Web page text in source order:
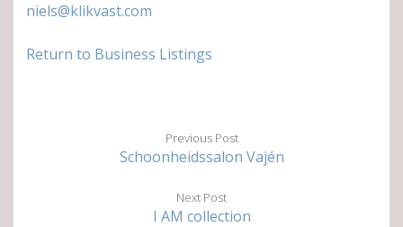
niels@klikvast.com
Return to Business Listings
Previous Post
Schoonheidssalon Vajén
Next Post
I AM collection